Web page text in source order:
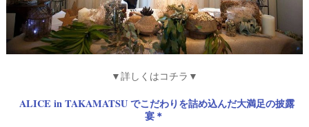
▼詳しくはコチラ▼
ALICE in TAKAMATSU でこだわりを詰め込んだ大満足の披露
宴＊